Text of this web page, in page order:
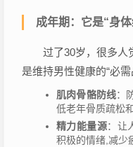
成年期：它是“身
过了30岁，很多
是维持男性健康的“必需
肌肉骨骼防线：
低老年骨质疏松
精力能量源：让
积极的情绪,减少